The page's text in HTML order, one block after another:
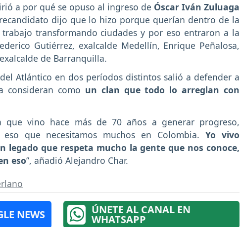
a por qué se opuso al ingreso de Óscar Iván Zuluaga
dijo que lo hizo porque querían dentro de la
transformando ciudades y por eso entraron a la
Gutiérrez, exalcalde Medellín, Enrique Peñalosa,
de Barranquilla.
Atlántico en dos períodos distintos salió a defender a
consideran como un clan que todo lo arreglan con
que vino hace más de 70 años a generar progreso,
eso que necesitamos muchos en Colombia.Yo vivo
legado que respeta mucho la gente que nos conoce,
eso”, añadió Alejandro Char.
NEWS ÚNETE AL CANAL EN
WHATSAPP